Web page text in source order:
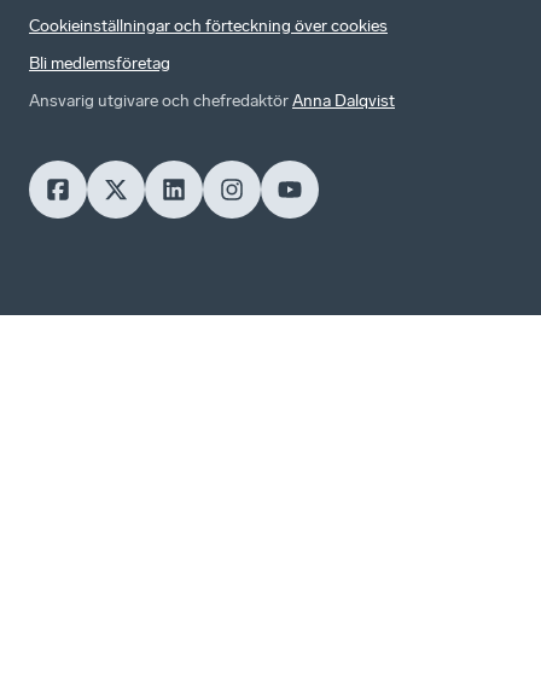
Cookieinställningar och förteckning över cookies
Bli medlemsföretag
Ansvarig utgivare och chefredaktörAnna Dalqvist